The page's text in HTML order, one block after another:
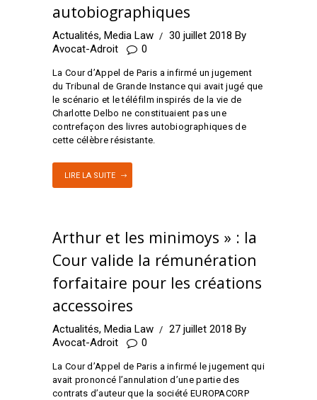
autobiographiques
Actualités, Media Law 30 juillet 2018 By
Avocat-Adroit
0
La Cour d’Appel de Paris a infirmé un jugement
du Tribunal de Grande Instance qui avait jugé que
le scénario et le téléfilm inspirés de la vie de
Charlotte Delbo ne constituaient pas une
contrefaçon des livres autobiographiques de
cette célèbre résistante.
LIRE LA SUITE
Arthur et les minimoys » : la
Cour valide la rémunération
forfaitaire pour les créations
accessoires
Actualités, Media Law 27 juillet 2018 By
Avocat-Adroit
0
La Cour d’Appel de Paris a infirmé le jugement qui
avait prononcé l’annulation d’une partie des
contrats d’auteur que la société EUROPACORP